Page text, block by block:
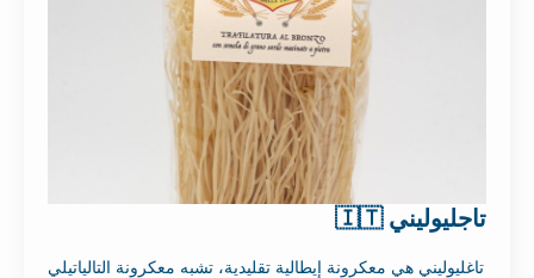
تاجليوليني 🇮🇹
تاغليوليني هي معكرونة إيطالية تقليدية، تشبه معكرونة التالياتيلي